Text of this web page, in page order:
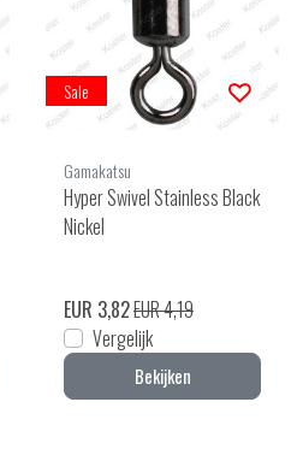
Sale
Gamakatsu
Hyper Swivel Stainless Black
Nickel
EUR 3,82EUR 4,19
Vergelijk
Bekijken